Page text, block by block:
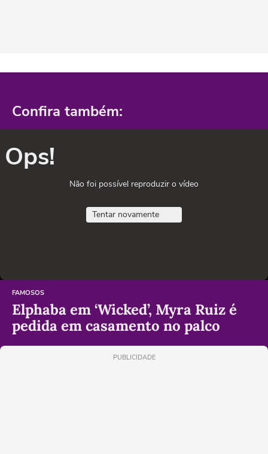
Confira também:
Ops!
Não foi possível reproduzir o vídeo
Tentar novamente
FAMOSOS
Elphaba em ‘Wicked’, Myra Ruiz é
pedida em casamento no palco
PUBLICIDADE